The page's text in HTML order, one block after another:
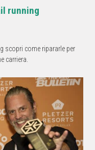
running
scopri come ripararle per
carriera.